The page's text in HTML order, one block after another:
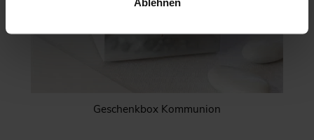
Geschenkbox Kommunion